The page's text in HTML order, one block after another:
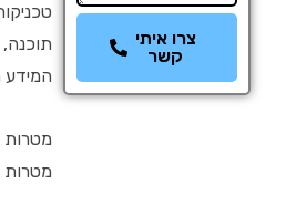
המידע
צרו איתי
קשר